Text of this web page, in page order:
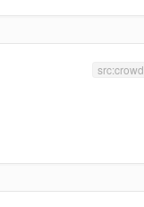
src:crowd